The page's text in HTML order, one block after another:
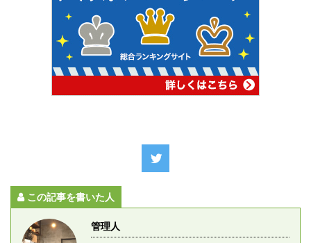
この記事を書いた人
管理人